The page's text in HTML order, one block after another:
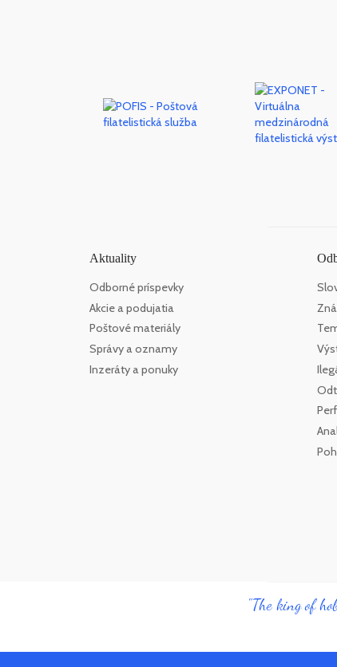
Aktuality
Odborné príspevky
Akcie a podujatia
Poštové materiály
Správy a oznamy
Inzeráty a ponuky
"The king of